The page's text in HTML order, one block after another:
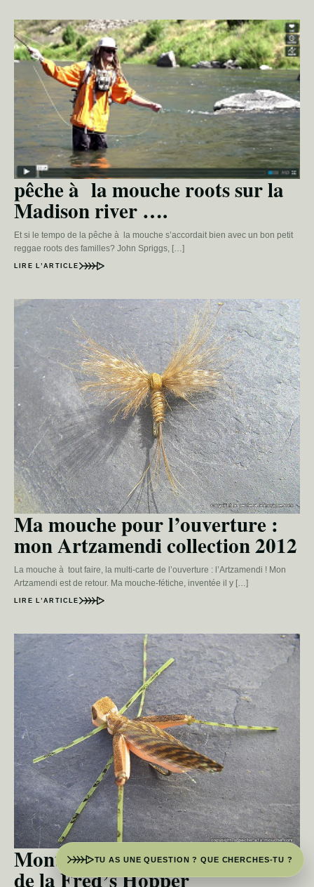
pêche à la mouche roots sur la
Madison river ….
Et si le tempo de la pêche à la mouche s’accordait bien avec un bon petit
reggae roots des familles? John Spriggs, […]
LIRE L’ARTICLE
Ma mouche pour l’ouverture :
mon Artzamendi collection 2012
La mouche à tout faire, la multi-carte de l’ouverture : l’Artzamendi ! Mon
Artzamendi est de retour. Ma mouche-fétiche, inventée il y […]
LIRE L’ARTICLE
Montage de sauterelle évolution
de la Fred’s Hopper
TU AS UNE QUESTION ? QUE CHERCHES-TU ?